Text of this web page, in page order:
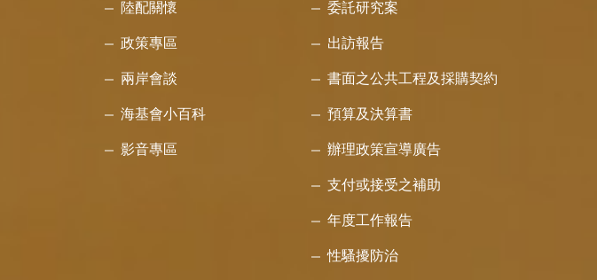
陸配關懷
政策專區
兩岸會談
海基會小百科
影音專區
委託研究案
出訪報告
書面之公共工程及採購契約
預算及決算書
辦理政策宣導廣告
支付或接受之補助
年度工作報告
性騷擾防治